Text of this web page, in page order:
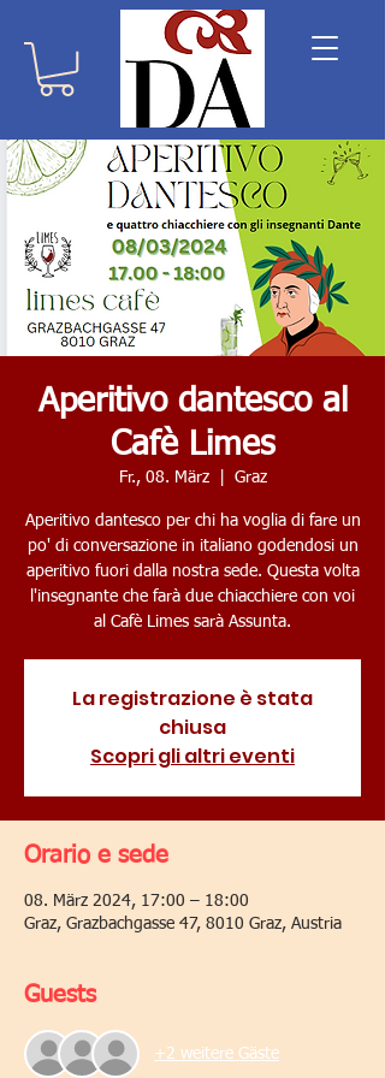
Aperitivo dantesco al
Cafè Limes
Fr., 08. März
  |
Graz
Aperitivo dantesco per chi ha voglia di fare un
po' di conversazione in italiano godendosi un
aperitivo fuori dalla nostra sede. Questa volta
l'insegnante che farà due chiacchiere con voi
al Cafè Limes sarà Assunta.
La registrazione è stata
chiusa
Scopri gli altri eventi
Orario e sede
08. März 2024, 17:00 – 18:00
Graz, Grazbachgasse 47, 8010 Graz, Austria
Guests
+2 weitere Gäste